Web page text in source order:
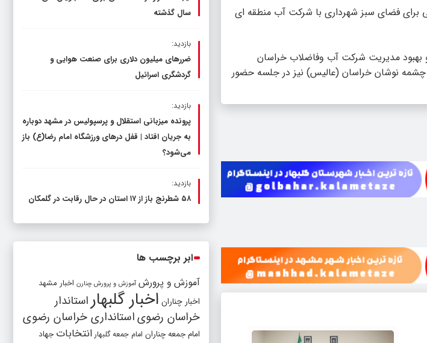
برای فضای سبز شهرداری با شرکت آب منطقه ای
و بهبود مدیریت شرکت آب وفاضلاب خراسان
چشمه نوشان خراسان (عالیس) نیز در جلسه حضور
سال گذشته
بازدید:
ضررهای میلیون دلاری برای صنعت هوایی و
گردشگری اسرائیل
بازدید:
پرونده میزبانی استقلال و پرسپولیس در مشهد دوباره
به جریان افتاد | قفل در‌های ورزشگاه امام رضا(ع) باز
می‌شود؟
بازدید:
۵۸ شطرنج‌ باز از ۱۷ استان در حال رقابت در گلمکان
ابر برچسب ها
آموزش و پرورش آموزش و پرورش چنارن اخبار مشهد
اخبار چناران اخبار گلبهار استاندار
خراسان رضویاستانداری خراسان رضوی
امام جمعه چناران امام جمعه گلبهار انتخابات جهاد